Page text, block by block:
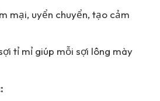
mại, uyển chuyển, tạo cảm
tỉ mỉ giúp mỗi sợi lông mày